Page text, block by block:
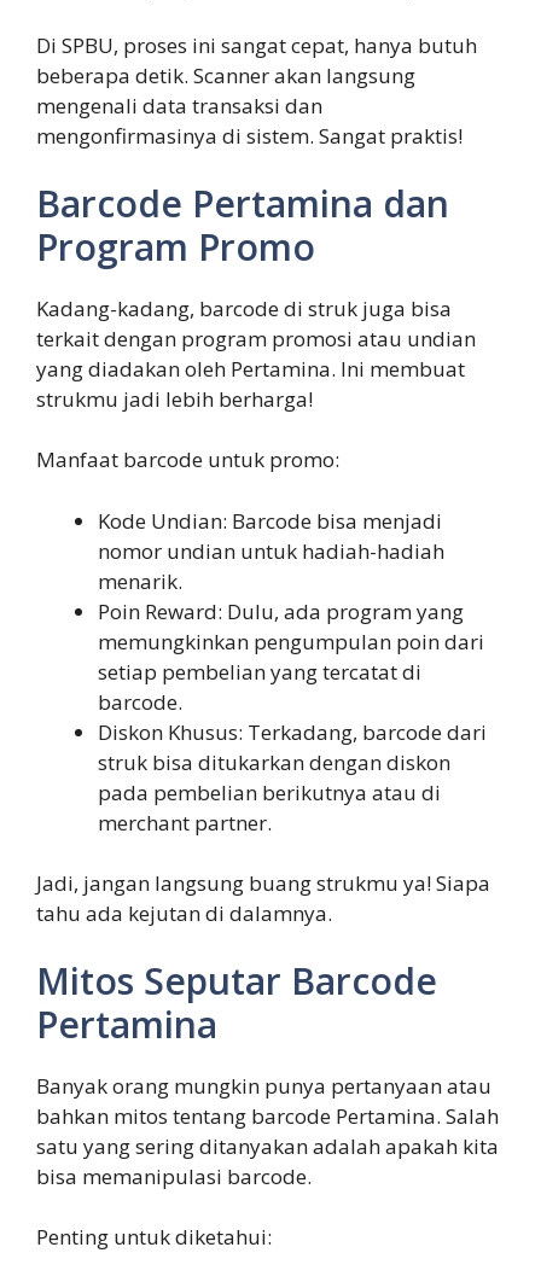
Di SPBU, proses ini sangat cepat, hanya butuh
beberapa detik. Scanner akan langsung
mengenali data transaksi dan
mengonfirmasinya di sistem. Sangat praktis!
Barcode Pertamina dan
Program Promo
Kadang-kadang, barcode di struk juga bisa
terkait dengan program promosi atau undian
yang diadakan oleh Pertamina. Ini membuat
strukmu jadi lebih berharga!
Manfaat barcode untuk promo:
Kode Undian: Barcode bisa menjadi
nomor undian untuk hadiah-hadiah
menarik.
Poin Reward: Dulu, ada program yang
memungkinkan pengumpulan poin dari
setiap pembelian yang tercatat di
barcode.
Diskon Khusus: Terkadang, barcode dari
struk bisa ditukarkan dengan diskon
pada pembelian berikutnya atau di
merchant partner.
Jadi, jangan langsung buang strukmu ya! Siapa
tahu ada kejutan di dalamnya.
Mitos Seputar Barcode
Pertamina
Banyak orang mungkin punya pertanyaan atau
bahkan mitos tentang barcode Pertamina. Salah
satu yang sering ditanyakan adalah apakah kita
bisa memanipulasi barcode.
Penting untuk diketahui: